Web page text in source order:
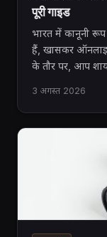
पूरी गाइड
भारत में कानूनी
हैं, खासकर
के तौर पर, आप
3 अगस्त 2026